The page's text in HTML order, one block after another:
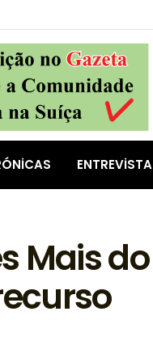
ENTREVISTA
Mais do